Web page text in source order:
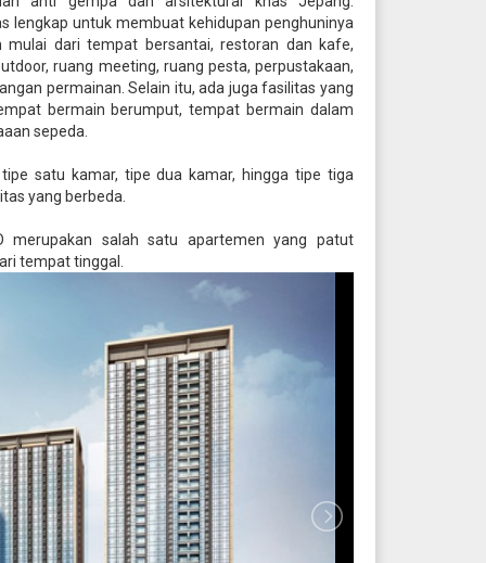
lengkap untuk membuat kehidupan penghuninya
mulai dari tempat bersantai, restoran dan kafe,
ruang meeting, ruang pesta, perpustakaan,
permainan. Selain itu, ada juga fasilitas yang
bermain berumput, tempat bermain dalam
sepeda.
satu kamar, tipe dua kamar, hingga tipe tiga
yang berbeda.
merupakan salah satu apartemen yang patut
tempat tinggal.